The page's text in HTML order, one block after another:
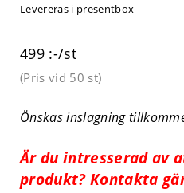
Levereras i presentbox
499 :-/st
(Pris vid 50 st)
Önskas inslagning
Är du intresserad av
produkt? Kontakta